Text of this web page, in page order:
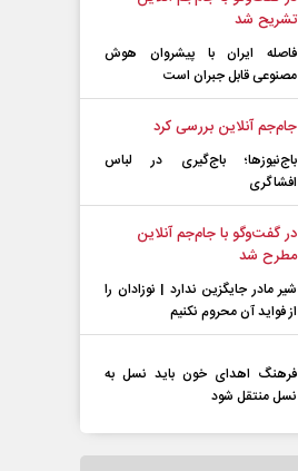
تشریح شد
فاصله ایران با پیشرو‌ان هوش
مصنوعی قابل جبران است
جام‌جم آنلاین بررسی کرد
باج‌نیوزها؛ باج‌گیری در لباس
افشاگری
در گفت‌و‌گو با جام‌جم آنلاین
مطرح شد
شیر مادر جایگزین ندارد | نوزادان را
از فواید آن محروم نکنیم
فرهنگ اهدای خون باید نسل به
نسل منتقل شود